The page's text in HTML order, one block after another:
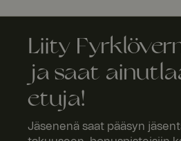
Liity
ja saat
etuja!
Jäsenenä saat pääsyn